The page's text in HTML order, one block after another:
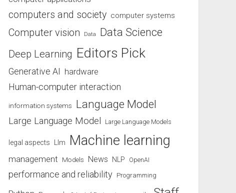
computers and society computer systems
Computer vision Data Data Science
Deep Learning Editors Pick
Generative AI hardware
Human-computer interaction
information systems Language Model
Large Language Model Large Language Models
legal aspects Llm Machine learning
management Models News NLP OpenAI
performance and reliability Programming